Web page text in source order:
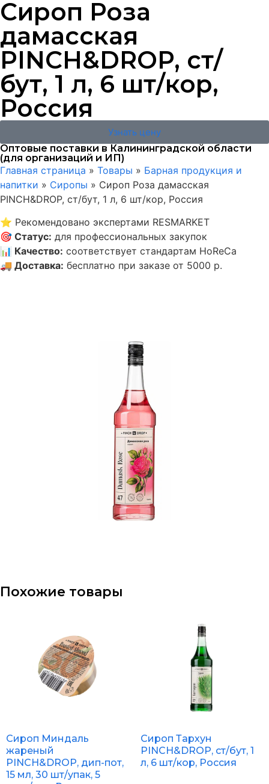
Сироп Роза
дамасская
PINCH&DROP, ст/
бут, 1 л, 6 шт/кор,
Россия
Узнать цену
Оптовые поставки в Калининградской области
(для организаций и ИП)
Главная страница » Товары » Барная продукция и
напитки » Сиропы » Сироп Роза дамасская
PINCH&DROP, ст/бут, 1 л, 6 шт/кор, Россия
⭐ Рекомендовано экспертами RESMARKET
🎯 Статус: для профессиональных закупок
📊 Качество: соответствует стандартам HoReCa
🚚 Доставка: бесплатно при заказе от 5000 р.
Похожие товары
Сироп Миндаль
жареный
PINCH&DROP, дип-пот,
15 мл, 30 шт/упак, 5
Сироп Тархун
PINCH&DROP, ст/бут, 1
л, 6 шт/кор, Россия